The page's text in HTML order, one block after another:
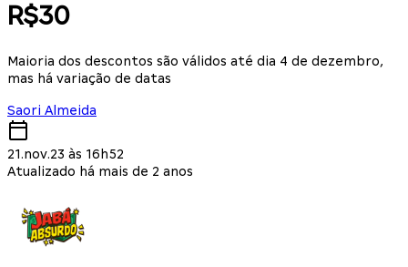
R$30
Maioria dos descontos são válidos até dia 4 de dezembro,
mas há variação de datas
Saori Almeida
21.nov.23 às 16h52
Atualizado há mais de 2 anos